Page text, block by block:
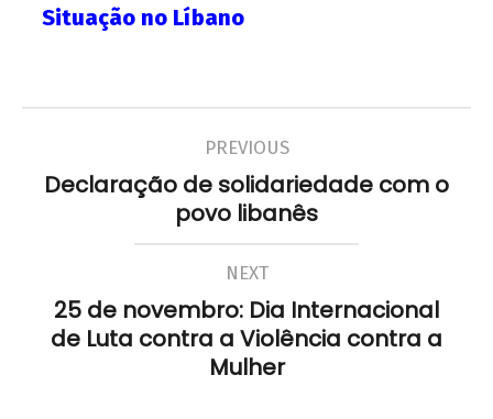
Situação no Líbano
PREVIOUS
Declaração de solidariedade com o
povo libanês
NEXT
25 de novembro: Dia Internacional
de Luta contra a Violência contra a
Mulher